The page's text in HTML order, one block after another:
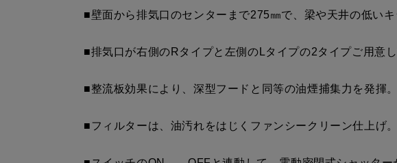
SPB51-450L S4 ¥17,820（税抜価格 ￥16,200
■壁面から排気口のセンターまで275㎜で、梁や天井の低いキ
■排気口が右側のRタイプと左側のLタイプの2タイプご用意し
■整流板効果により、深型フードと同等の油煙捕集力を発揮。
■フィルターは、油汚れをはじくファンシークリーン仕上げ。